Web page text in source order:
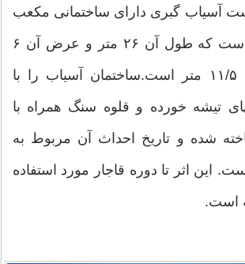
آسیاب گبری دارای ساختمانی مکعب
مستطیل شکل است که طول آن ۲۶ متر و عرض آن ۶
متر و ارتفاع آن ۱۱/۵ متر است.ساختمان آسیاب را با
تیشه خورده و قلوه سنگ همراه با
شده و تاریخ احداث آن مربوط به
این اثر تا دوره قاجار مورد استفاده
است.